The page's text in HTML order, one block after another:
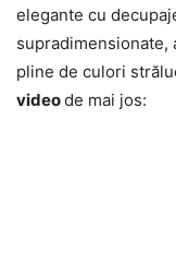
elegante cu
supradimensionate,
pline de culori
videode mai jos: